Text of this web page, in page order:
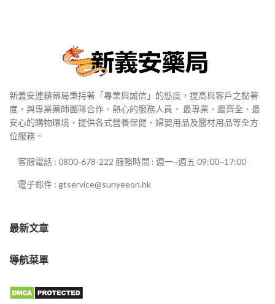
新義安連鎖藥局秉持著「專業與誠信」的態度，提高與客戶之黏著
度，與專業藥師團隊合作、熱心的服務人員、 最專業、最齊全、最
安心的購物環境，提供各式營養保健、婦嬰用品及醫材用品等全方
位服務。
客服電話 : 0800-678-222 服務時間 : 週一~週五 09:00~17:00
電子郵件 : gtservice@sunyeeon.hk
最新文章
導航菜單